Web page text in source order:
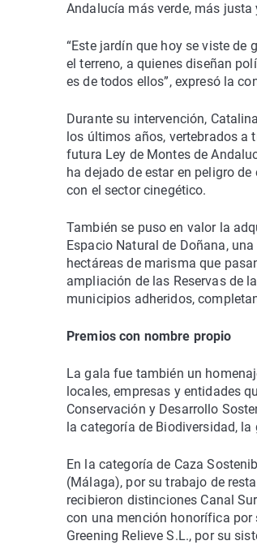
Andalucía más verde, más
“Este jardín que hoy se viste de
el terreno, a quienes diseñan
es de todos ellos”, expresó la
Durante su intervención,
los últimos años, vertebrados a
futura Ley de Montes de
ha dejado de estar en peligro
con el sector cinegético.
También se puso en valor la
Espacio Natural de Doñana,
hectáreas de marisma que
ampliación de las Reservas de
municipios adheridos,
Premios con nombre propio
La gala fue también un
locales, empresas y entidades
Conservación y Desarrollo
la categoría de Biodiversidad,
En la categoría de Caza
(Málaga), por su trabajo de
recibieron distinciones Canal
con una mención honorífica por
Greening Relieve S.L., por su